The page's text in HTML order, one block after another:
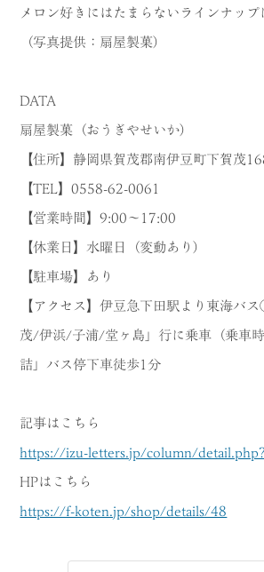
メロン好きにはたまらないラインナップ
（写真提供：扇屋製菓）
DATA
扇屋製菓（おうぎやせいか）
【住所】静岡県賀茂郡南伊豆町下賀茂
【TEL】0558-62-0061
【営業時間】9:00～17:00
【休業日】水曜日（変動あり）
【駐車場】あり
【アクセス】伊豆急下田駅より東海バ
茂/伊浜/子浦/堂ヶ島」行に乗車（乗車
詰」バス停下車徒歩1分
記事はこちら
https://izu-letters.jp/column/
HPはこちら
https://f-koten.jp/shop/details/48